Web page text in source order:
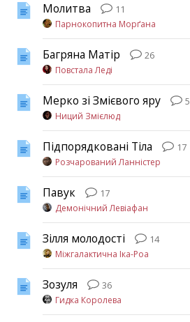
Молитва
11
Парнокопитна Морґана
Багряна Матір
26
Повстала Леді
Мерко зі Змієвого яру
5
Ниций Змієлюд
Підпорядковані Тіла
17
Розчарований Ланністер
Павук
17
Демонічний Левіафан
Зілля молодості
14
Міжгалактична Іка-Роа
Зозуля
36
Гидка Королева